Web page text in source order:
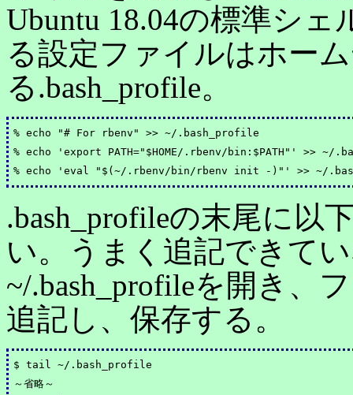
Ubuntu 18.04の標準シェ
る設定ファイルはホー
る.bash_profile。
% echo "# For rbenv" >> ~/.bash_profile
% echo 'export PATH="$HOME/.rbenv/bin:$PATH"' >> ~/
.bash_profileの末尾に以
い。うまく追記できて
~/.bash_profileを開き、
追記し、保存する。
$ tail ~/.bash_profile
～省略～